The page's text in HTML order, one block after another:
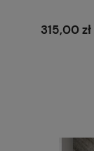
315,00 zł